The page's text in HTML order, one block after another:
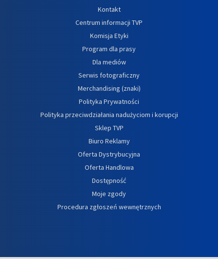
Kontakt
Centrum informacji TVP
Komisja Etyki
Program dla prasy
Dla mediów
Serwis fotograficzny
Merchandising (znaki)
Polityka Prywatności
Polityka przeciwdziałania nadużyciom i korupcji
Sklep TVP
Biuro Reklamy
Oferta Dystrybucyjna
Oferta Handlowa
Dostępność
Moje zgody
Procedura zgłoszeń wewnętrznych